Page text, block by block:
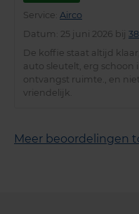
Service Airco
Datum
: 25 juni 2026 bij
De koffie staat altijd
auto sleutelt, erg schoon
ontvangst ruimte., en
vriendelijk.
Meer beoordelingen